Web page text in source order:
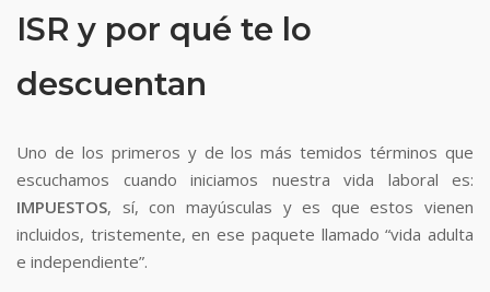
ISR y por qué te lo
descuentan
Uno de los primeros y de los más temidos términos que
escuchamos cuando iniciamos nuestra vida laboral es:
IMPUESTOS, sí, con mayúsculas y es que estos vienen
incluidos, tristemente, en ese paquete llamado “vida adulta
e independiente”.